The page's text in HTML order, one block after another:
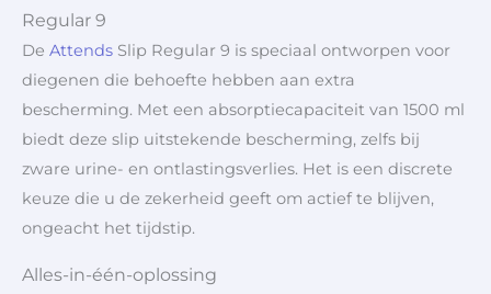
Regular 9
De Attends Slip Regular 9 is speciaal ontworpen voor
diegenen die behoefte hebben aan extra
bescherming. Met een absorptiecapaciteit van 1500 ml
biedt deze slip uitstekende bescherming, zelfs bij
zware urine- en ontlastingsverlies. Het is een discrete
keuze die u de zekerheid geeft om actief te blijven,
ongeacht het tijdstip.
Alles-in-één-oplossing